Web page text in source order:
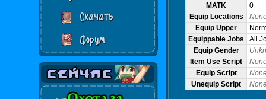
Скачать
Форум
MATK
0
Equip Locations
Equip Upper
Equippable Jobs
All
Equip Gender
Item Use Script
Equip Script
Unequip Script